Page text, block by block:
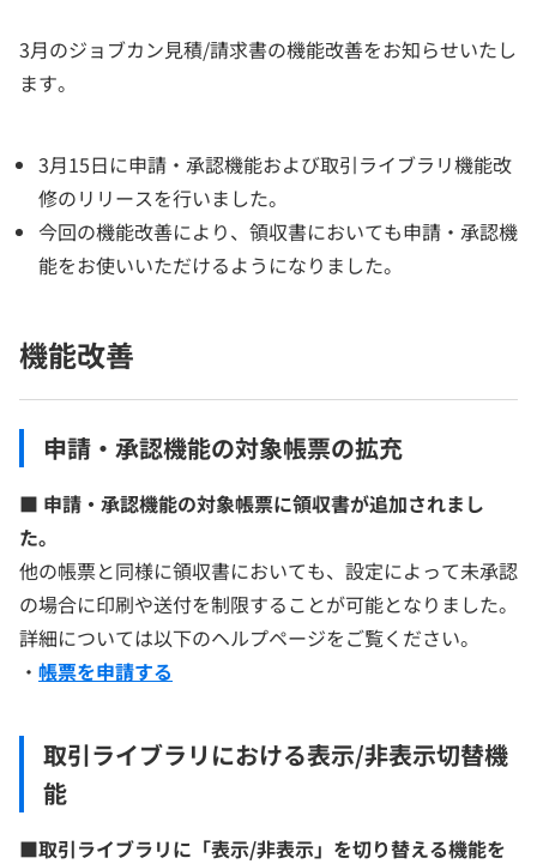
3月のジョブカン見積/請求書の機能改善をお知らせいたし
ます。
3月15日に申請・承認機能および取引ライブラリ機能改
修のリリースを行いました。
今回の機能改善により、領収書においても申請・承認機
能をお使いいただけるようになりました。
機能改善
申請・承認機能の対象帳票の拡充
■ 申請・承認機能の対象帳票に領収書が追加されまし
た。
他の帳票と同様に領収書においても、設定によって未承認
の場合に印刷や送付を制限することが可能となりました。
詳細については以下のヘルプページをご覧ください。
・ 帳票を申請する
取引ライブラリにおける表示/非表示切替機
能
■取引ライブラリに「表示/非表示」を切り替える機能を